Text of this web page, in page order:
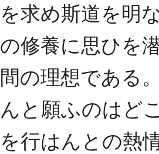
を求め斯道を明
の修養に思ひを
間の理想である
んと願ふのはど
を行はんとの熱